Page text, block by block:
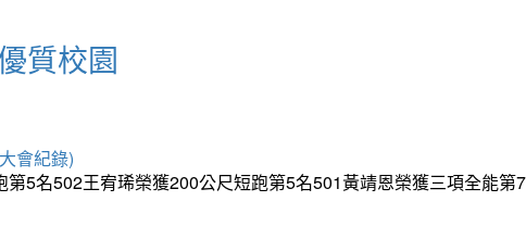
質校園
會紀錄)
5名502王宥琋榮獲200公尺短跑第5名501黃靖恩榮獲三項全能第